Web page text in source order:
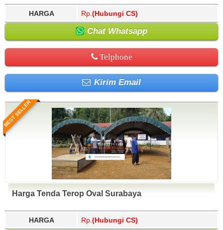
HARGA Rp. (Hubungi CS)
Chat Whatsapp
Telphone
Kirim Email
BEST SELLER
Harga Tenda Terop Oval Surabaya
HARGA Rp. (Hubungi CS)